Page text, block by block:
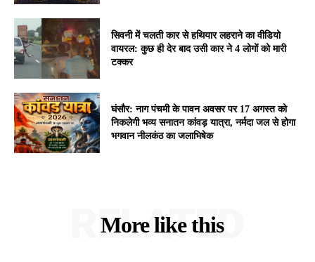
सिवनी में चलती कार से हथियार लहराने का वीडियो
वायरल: कुछ ही देर बाद उसी कार ने 4 लोगों को मारी
टक्कर
घंसौर: नाग पंचमी के पावन अवसर पर 17 अगस्त को
निकलेगी भव्य सनातन कांवड़ यात्रा, नर्मदा जल से होगा
भगवान नीलकंठ का जलाभिषेक
More like this
RELATED